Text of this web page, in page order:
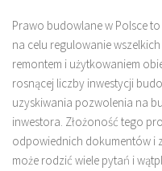
Prawo budowlane w Polsce
na celu regulowanie
remontem i użytkowaniem
rosnącej liczby inwestycji
uzyskiwania pozwolenia na
inwestora. Złożoność tego
odpowiednich dokumentów i
może rodzić wiele pytań i